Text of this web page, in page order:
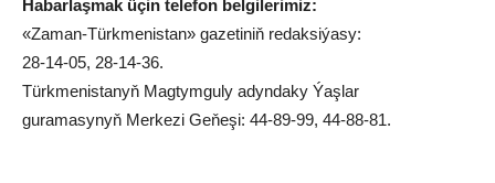
Ha­bar­laş­mak üçin te­le­fon bel­gi­le­ri­miz:
«Za­man-Türk­me­nis­tan» ga­ze­ti­niň re­dak­si­ýa­sy:
28-14-05, 28-14-36.
Türk­me­nis­ta­nyň Mag­tym­gu­ly adyn­da­ky Ýaş­lar
gu­ra­ma­sy­nyň Mer­ke­zi Ge­ňe­şi: 44-89-99, 44-88-81.